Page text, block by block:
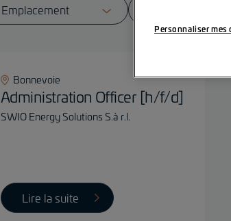
Bonnevoie
Administration Officer [h/f/d]
SWIO Energy Solutions S.à r.l.
Lire la suite
Personnaliser mes